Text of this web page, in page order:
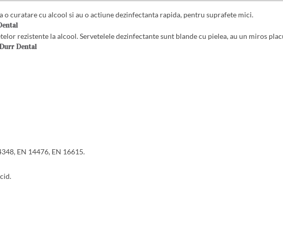
curatare cu alcool si au o actiune dezinfectanta rapida, pentru suprafete mici.
rezistente la alcool. Servetelele dezinfectante sunt blande cu pielea, au un miros
Dental
EN 14476, EN 16615.